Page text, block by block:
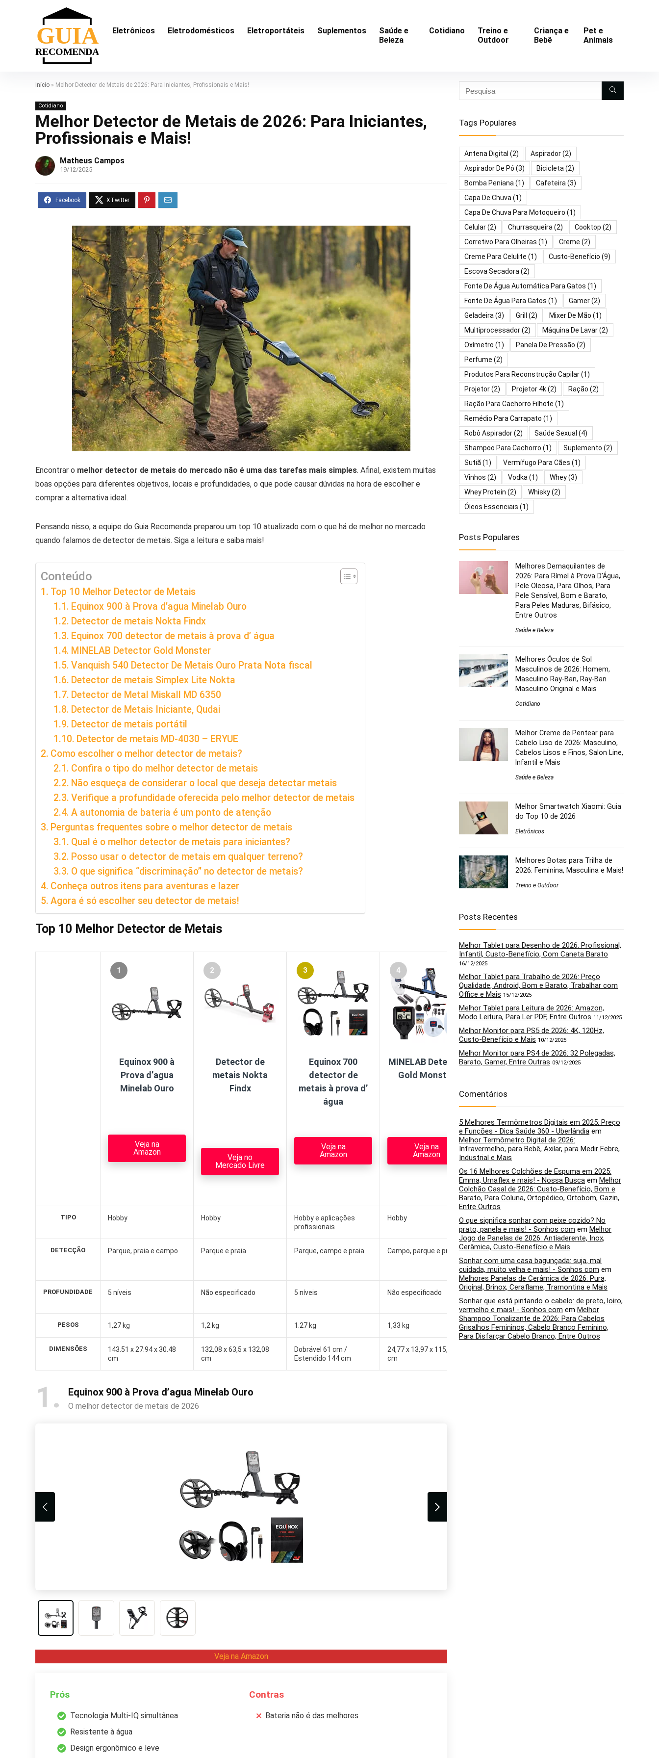
Eletrônicos Eletrodomésticos Eletroportáteis Suplementos
Saúde e
Beleza
Cotidiano
Treino e
Outdoor
Criança e
Bebê
Pet e
Animais
Início » Melhor Detector de Metais de 2026: Para Iniciantes, Profissionais e Mais!
Cotidiano
Melhor Detector de Metais de 2026: Para Iniciantes,
Profissionais e Mais!
Matheus Campos
19/12/2025
Encontrar o melhor detector de metais do mercado não é uma das tarefas mais simples. Afinal, existem muitas
boas opções para diferentes objetivos, locais e profundidades, o que pode causar dúvidas na hora de escolher e
comprar a alternativa ideal.
Pensando nisso, a equipe do Guia Recomenda preparou um top 10 atualizado com o que há de melhor no mercado
quando falamos de detector de metais. Siga a leitura e saiba mais!
Conteúdo
Top 10 Melhor Detector de Metais
Equinox 900 à Prova d’agua Minelab Ouro
Detector de metais Nokta Findx
Equinox 700 detector de metais à prova d’ água
MINELAB Detector Gold Monster
Vanquish 540 Detector De Metais Ouro Prata Nota fiscal
Detector de metais Simplex Lite Nokta
Detector de Metal Miskall MD 6350
Detector de Metais Iniciante, Qudai
Detector de metais portátil
Detector de metais MD-4030 – ERYUE
Como escolher o melhor detector de metais?
Confira o tipo do melhor detector de metais
Não esqueça de considerar o local que deseja detectar metais
Verifique a profundidade oferecida pelo melhor detector de metais
A autonomia de bateria é um ponto de atenção
Perguntas frequentes sobre o melhor detector de metais
Qual é o melhor detector de metais para iniciantes?
Posso usar o detector de metais em qualquer terreno?
O que significa “discriminação” no detector de metais?
Conheça outros itens para aventuras e lazer
Agora é só escolher seu detector de metais!
Top 10 Melhor Detector de Metais
TIPO
DETECÇÃO
PROFUNDIDADE
PESOS
DIMENSÕES
1
Equinox 900 à
Prova d’agua
Minelab Ouro
Veja na
Amazon
Hobby
Parque, praia e campo
5 níveis
1,27 kg
‎143.51 x 27.94 x 30.48
cm
2
Detector de
metais Nokta
Findx
Veja no
Mercado Livre
Hobby
Parque e praia
Não especificado
1,2 kg
‎132,08 x 63,5 x 132,08
cm
3
Equinox 700
detector de
metais à prova d’
água
Veja na
Amazon
Hobby e aplicações
profissionais
Parque, campo e praia
5 níveis
1.27 kg
Dobrável 61 cm /
Estendido 144 cm
4
MINELAB Detector
Gold Monster
Veja na
Amazon
Hobby
Campo, parque e praia
Não especificado
1,33 kg
‎24,77 x 13,97 x 115,32
cm
Vanquish 540
Veja na
Amazon
Hobby e profissão
Praias, campos, áreas
residenciais e terrenos
urbanos
5 níveis
1.3 kg
Hobby e trabalho
5 níveis
2,5 kg
1 Equinox 900 à Prova d’agua Minelab Ouro
O melhor detector de metais de 2026
Veja na Amazon
Prós
Tecnologia Multi-IQ simultânea
Resistente à água
Design ergonômico e leve
Contras
Bateria não é das melhores
Tags Populares
Antena Digital (2) Aspirador(2)
Aspirador De Pó (3) Bicicleta (2)
Bomba Peniana (1) Cafeteira (3)
Capa De Chuva (1)
Capa De Chuva Para Motoqueiro (1)
Celular(2) Churrasqueira (2) Cooktop (2)
Corretivo Para Olheiras (1) Creme (2)
Creme Para Celulite (1) Custo-Benefício (9)
Escova Secadora (2)
Fonte De Água Automática Para Gatos (1)
Fonte De Água Para Gatos (1) Gamer(2)
Geladeira (3) Grill (2) Mixer De Mão (1)
Multiprocessador(2) Máquina De Lavar(2)
Oxímetro (1) Panela De Pressão (2)
Perfume (2)
Produtos Para Reconstrução Capilar(1)
Projetor(2) Projetor 4k(2) Ração (2)
Ração Para Cachorro Filhote (1)
Remédio Para Carrapato (1)
Robô Aspirador(2) Saúde Sexual (4)
Shampoo Para Cachorro (1) Suplemento (2)
Sutiã (1) Vermífugo Para Cães (1)
Vinhos (2) Vodka (1) Whey(3)
Whey Protein (2) Whisky(2)
Óleos Essenciais (1)
Posts Populares
Melhores Demaquilantes de
2026: Para Rímel à Prova D’Água,
Pele Oleosa, Para Olhos, Para
Pele Sensível, Bom e Barato,
Para Peles Maduras, Bifásico,
Entre Outros
Saúde e Beleza
Melhores Óculos de Sol
Masculinos de 2026: Homem,
Masculino Ray-Ban, Ray-Ban
Masculino Original e Mais
Cotidiano
Melhor Creme de Pentear para
Cabelo Liso de 2026: Masculino,
Cabelos Lisos e Finos, Salon Line,
Infantil e Mais
Saúde e Beleza
Melhor Smartwatch Xiaomi: Guia
do Top 10 de 2026
Eletrônicos
Melhores Botas para Trilha de
2026: Feminina, Masculina e Mais!
Treino e Outdoor
Posts Recentes
Melhor Tablet para Desenho de 2026: Profissional,
Infantil, Custo-Benefício, Com Caneta Barato
16/12/2025
Melhor Tablet para Trabalho de 2026: Preço
Qualidade, Android, Bom e Barato, Trabalhar com
Office e Mais 15/12/2025
Melhor Tablet para Leitura de 2026: Amazon,
Modo Leitura, Para Ler PDF, Entre Outros 11/12/2025
Melhor Monitor para PS5 de 2026: 4K, 120Hz,
Custo-Benefício e Mais 10/12/2025
Melhor Monitor para PS4 de 2026: 32 Polegadas,
Barato, Gamer, Entre Outras 09/12/2025
Comentários
5 Melhores Termômetros Digitais em 2025: Preço
e Funções - Dica Saúde 360 - Uberlândia em
Melhor Termômetro Digital de 2026:
Infravermelho, para Bebê, Axilar, para Medir Febre,
Industrial e Mais
Os 16 Melhores Colchões de Espuma em 2025:
Emma, Umaflex e mais! - Nossa Busca em Melhor
Colchão Casal de 2026: Custo-Benefício, Bom e
Barato, Para Coluna, Ortopédico, Ortobom, Gazin,
Entre Outros
O que significa sonhar com peixe cozido? No
prato, panela e mais! - Sonhos com em Melhor
Jogo de Panelas de 2026: Antiaderente, Inox,
Cerâmica, Custo-Benefício e Mais
Sonhar com uma casa bagunçada: suja, mal
cuidada, muito velha e mais! - Sonhos com em
Melhores Panelas de Cerâmica de 2026: Pura,
Original, Brinox, Ceraflame, Tramontina e Mais
Sonhar que está pintando o cabelo: de preto, loiro,
vermelho e mais! - Sonhos com em Melhor
Shampoo Tonalizante de 2026: Para Cabelos
Grisalhos Femininos, Cabelo Branco Feminino,
Para Disfarçar Cabelo Branco, Entre Outros